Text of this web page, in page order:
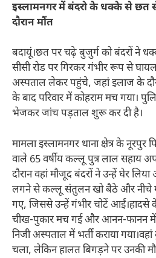
इस्लामनगर में बंदरो के धक्के से छत
दौरान मौंत
बदायूं।छत पर चढ़े बुजुर्ग को बंदरों ने
सीसी रोड पर गिरकर गंभीर रूप से
अस्पताल लेकर पहुंचे, जहां इलाज के
के बाद परिवार में कोहराम मच गया।
भेजकर जांच पड़ताल शुरू कर दी है।
मामला इस्लामनगर थाना क्षेत्र के नूरपुर
वाले 65 वर्षीय कल्लू पुत्र लाल सहाय
दौरान वहां मौजूद बंदरों ने उन्हें घेर
लगने से कल्लू संतुलन खो बैठे और नीचे
गए, जिससे उन्हें गंभीर चोटें आईं।हादसे
चीख-पुकार मच गई और आनन-फानन
निजी अस्पताल में भर्ती कराया
चला, लेकिन हालत बिगड़ने पर उनकी